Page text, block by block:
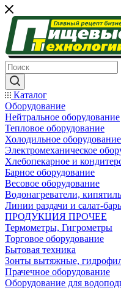
Каталог
Оборудование
Нейтральное оборудование
Тепловое оборудование
Холодильное оборудование
Электромеханическое
Хлебопекарное и
Барное оборудование
Весовое оборудование
Водонагреватели,
Линии раздачи и салат-
ПРОДУКЦИЯ ПРОЧЕЕ
Термометры, Гигрометры
Торговое оборудование
Бытовая техника
Зонты вытяжные,
Прачечное оборудование
Оборудование для